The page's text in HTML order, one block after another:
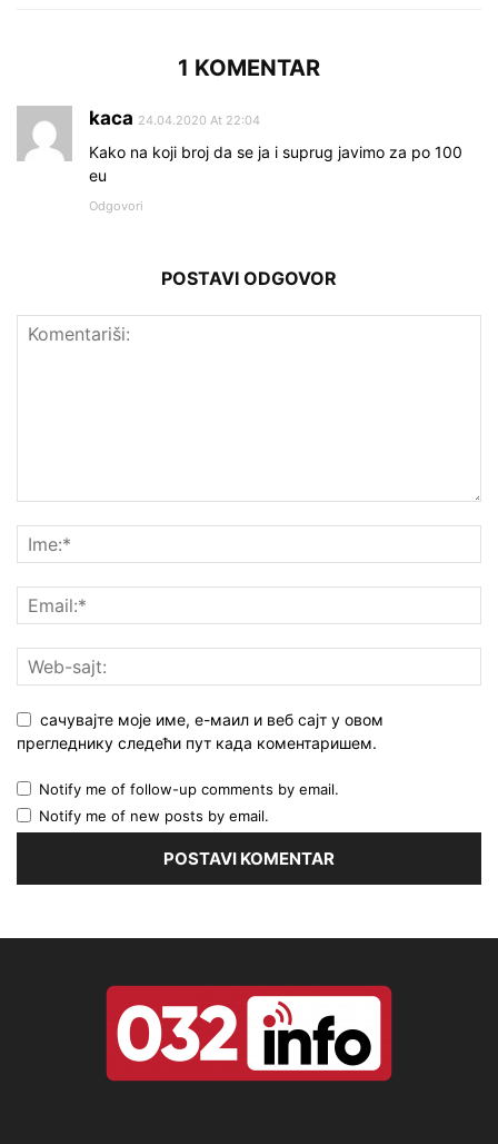
1 KOMENTAR
kaca 24.04.2020 At 22:04
Kako na koji broj da se ja i suprug javimo za po 100
eu
Odgovori
POSTAVI ODGOVOR
сачувајте моје име, е-маил и веб сајт у овом
прегледнику следећи пут када коментаришем.
Notify me of follow-up comments by email.
Notify me of new posts by email.